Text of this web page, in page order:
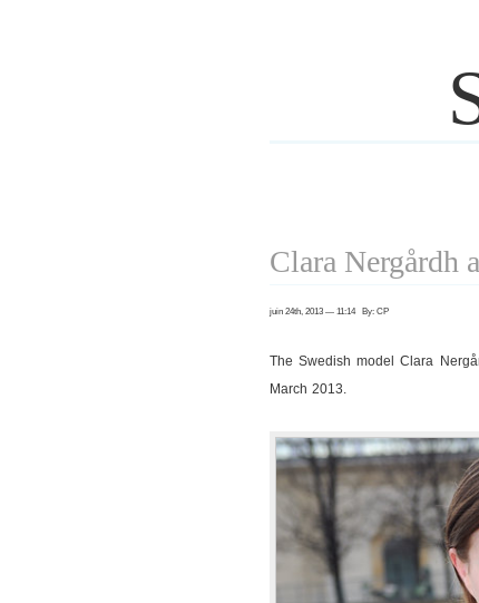
Clara Nergårdh
juin 24th, 2013 — 11:14 By: CP
The Swedish model Clara
March 2013.